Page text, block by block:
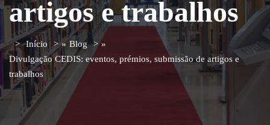
artigos e trabalhos
Início » Blog
»
Divulgação CEDIS: eventos, prémios, submissão de artigos e
trabalhos